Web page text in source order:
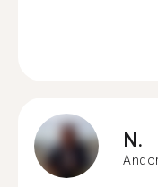
N.